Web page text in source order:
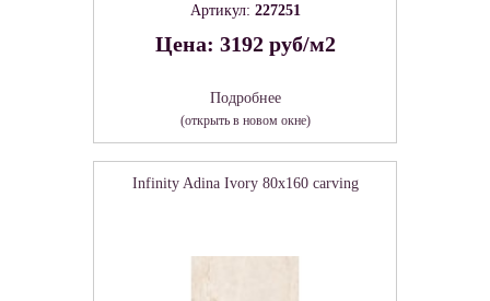
Артикул: 227251
Цена: 3192 руб/м2
Подробнее
(открыть в новом окне)
Infinity Adina Ivory 80х160 carving